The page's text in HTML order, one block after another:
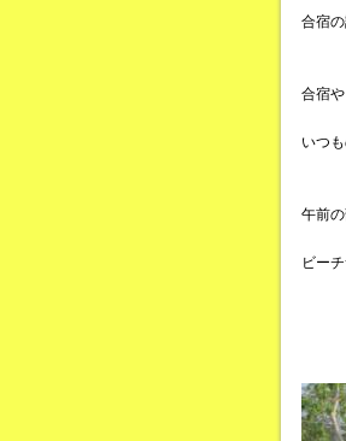
合宿
合宿や
いつ
午前の
ビー